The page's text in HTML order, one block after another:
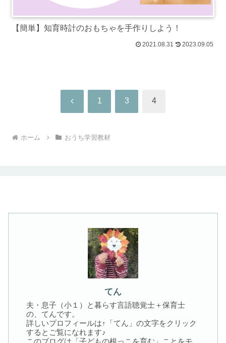
【簡単】知育時計のおもちゃを手作りしよう！
2021.08.31 2023.09.05
前 1 3 4
ホーム おうち学習教材
てん
夫・息子（小１）と暮らす言語聴覚士＋保育士
の、てんです。
詳しいプロフィールは↑「てん」の文字をクリック
するとご覧になれます♪